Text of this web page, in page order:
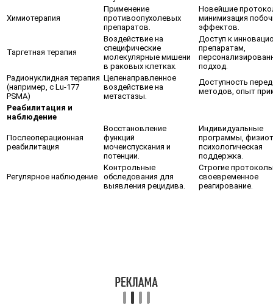
Химиотерапия
Применение
противоопухолевых
препаратов.
Новейшие
минимизация
эффектов.
Таргетная терапия
Воздействие на
специфические
молекулярные мишени
в раковых клетках.
Доступ к
препаратам,
подход.
Радионуклидная терапия
(например, с Lu-177
PSMA)
Целенаправленное
воздействие на
метастазы.
Доступность
методов, опыт
Реабилитация и
наблюдение
Послеоперационная
реабилитация
Восстановление
функций
мочеиспускания и
потенции.
Индивидуальные
программы,
психологическая
поддержка.
Регулярное наблюдение
Контрольные
обследования для
выявления рецидива.
Строгие
своевременное
реагирование.